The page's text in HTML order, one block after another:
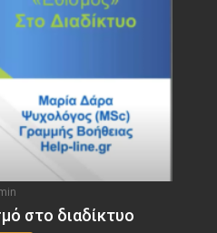
στο διαδίκτυο